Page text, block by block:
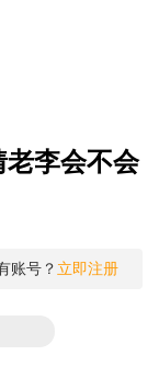
李会不会
账号？ 立即注册